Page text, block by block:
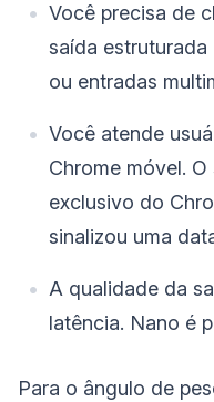
Você precisa de
saída
ou entradas
Você atende
Chrome móvel.
exclusivo do
sinalizou uma
A qualidade da
latência. Nano é
Para o ângulo de